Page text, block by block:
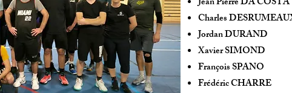
Charles
Jordan DURAND
Xavier SIMOND
François SPANO
Frédéric CHARRE